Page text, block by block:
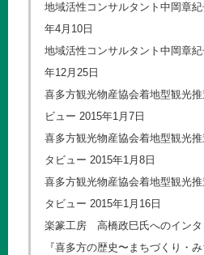
地域活性コンサルタント中岡章
年4月10日
地域活性コンサルタント中岡章
年12月25日
喜多方観光物産協会着地型観光
ビュー 2015年1月7日
喜多方観光物産協会着地型観光
タビュー 2015年1月8日
喜多方観光物産協会着地型観光
タビュー 2015年1月16日
楽篆工房 高橋政巳氏へのインタ
『喜多方の歴史〜まちづくり・